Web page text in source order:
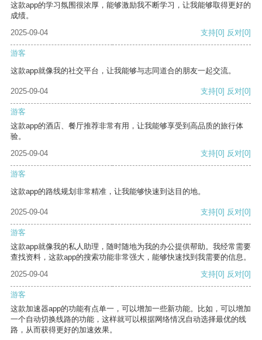
这款app的学习氛围很浓厚，能够激励我不断学习，让我能够取得更好的
成绩。
2025-09-04
支持[0] 反对[0]
游客
这款app就像我的社交平台，让我能够与志同道合的朋友一起交流。
2025-09-04 支持[0] 反对[0]
游客
这款app的酒店、餐厅推荐非常有用，让我能够享受到高品质的旅行体
验。
2025-09-04
支持[0] 反对[0]
游客
这款app的路线规划非常精准，让我能够快速到达目的地。
2025-09-04 支持[0] 反对[0]
游客
这款app就像我的私人助理，随时随地为我的办公提供帮助。我经常需要
查找资料，这款app的搜索功能非常强大，能够快速找到我需要的信息。
2025-09-04
支持[0] 反对[0]
游客
这款加速器app的功能有点单一，可以增加一些新功能。比如，可以增加
一个自动切换线路的功能，这样就可以根据网络情况自动选择最优的线
路，从而获得更好的加速效果。